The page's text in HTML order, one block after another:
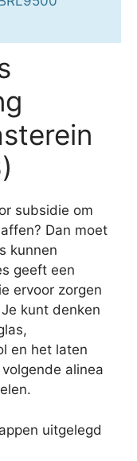
subsidie om
Dan moet
kunnen
geeft een
ervoor zorgen
kunt denken
en het laten
alinea
uitgelegd